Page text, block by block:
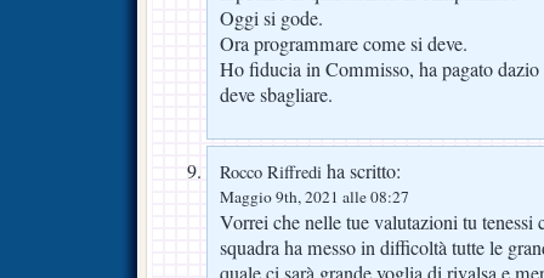
Oggi si gode.
Ora programmare come si deve.
Ho fiducia in Commisso, ha pagato dazio
deve sbagliare.
Rocco Riffredi ha scritto:
Maggio 9th, 2021 alle 08:27
Vorrei che nelle tue valutazioni tu tenessi
squadra ha messo in difficoltà tutte le